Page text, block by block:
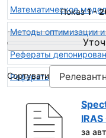
Математическое
Методы оптимизации
Рефераты
Рефераты препринтов
Показ1 -
Сортувати
за